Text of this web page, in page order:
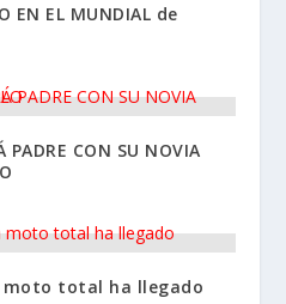
EN EL MUNDIAL de
PADRE CON SU NOVIA
moto total ha llegado